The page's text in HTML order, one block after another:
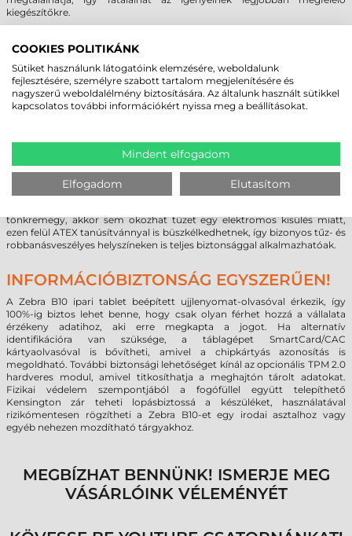
kiegészítőkre.
STRAPABÍRÓ KIALAKÍTÁS
A tartozékok nélkül összesen 1,09 kg súlyú Zebra B10 egyáltalán nem
nevezhető törékenynek. A magnézium ötvözet vázat a sarkokon gumi
ütközőkkel erősítettek meg, így másfél méteres zuhanásokat is
sértetlenül vészel át. Az amerikai katonai sztenderd, a MIL-STD-810G
hőmérsékletek közötti gyors hőingadozás sem kényszeríti feladásra a
masszív B10 tabletet. Az IP65-ös tokozás és a lezárható interfészeknek
köszönhetően a készülék a szállópornak és a kisnyomású vízsugaraknak
is könnyedén ellenáll.
Az Zebra XSLATE B10 ipari tablet típusai HazLoc-NA Class 1 Division 2
tönkremegy, akkor sem okozhat tüzet egy elektromos kisülés miatt,
ezen felül ATEX tanúsítvánnyal is büszkélkedhetnek, így bizonyos tűz- és
robbanásveszélyes helyszíneken is teljes biztonsággal alkalmazhatóak.
INFORMÁCIÓBIZTONSÁG EGYSZERŰEN!
A Zebra B10 ipari tablet beépített ujjlenyomat-olvasóval érkezik, így
100%-ig biztos lehet benne, hogy csak olyan férhet hozzá a vállalata
érzékeny adatihoz, aki erre megkapta a jogot. Ha alternatív
identifikációra van szüksége, a táblagépet SmartCard/CAC
kártyaolvasóval is bővítheti, amivel a chipkártyás azonosítás is
megoldható. További biztonsági lehetőséget kínál az opcionális TPM 2.0
hardveres modul, amivel titkosíthatja a meghajtón tárolt adatokat.
Fizikai védelem szempontjából a fogófüllel együtt telepíthető
Kensington zár teheti lopásbiztossá a készüléket, használatával
rizikómentesen rögzítheti a Zebra B10-et egy irodai asztalhoz vagy
egyéb nehezen mozdítható tárgyakhoz.
MEGBÍZHAT BENNÜNK! ISMERJE MEG
VÁSÁRLÓINK VÉLEMÉNYÉT
COOKIES POLITIKÁNK
Sütiket használunk látogatóink elemzésére, weboldalunk
fejlesztésére, személyre szabott tartalom megjelenítésére és
nagyszerű weboldalélmény biztosítására. Az általunk használt sütikkel
kapcsolatos további információkért nyissa meg a beállításokat.
Mindent elfogadom
Elfogadom Elutasítom